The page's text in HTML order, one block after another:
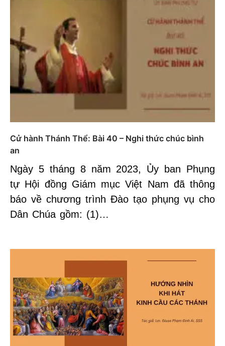
Cử hành Thánh Thể: Bài 40 – Nghi thức chúc bình
an
Ngày 5 tháng 8 năm 2023, Ủy ban Phụng
tự Hội đồng Giám mục Việt Nam đã thông
báo về chương trình Đào tạo phụng vụ cho
Dân Chúa gồm: (1)…